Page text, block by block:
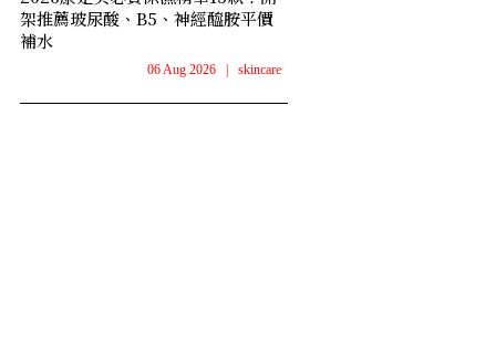
架推薦玻尿酸、B5、神經醯胺平價
補水
06 Aug 2026 skincare